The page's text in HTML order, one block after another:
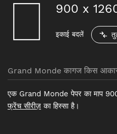
900 x
इकाई बदलें
Grand Monde कागज किस
एक Grand Monde पेपर का माप
फ्रेंच सीरीज़ का हिस्सा है।